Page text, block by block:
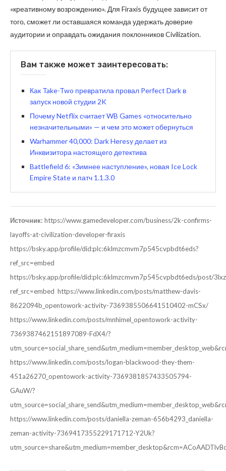
«креативному возрождению». Для Firaxis будущее зависит от
того, сможет ли оставшаяся команда удержать доверие
аудитории и оправдать ожидания поклонников Civilization.
Вам также может заинтересовать:
Как Take-Two превратила провал Perfect Dark в
запуск новой студии 2K
Почему Netflix считает WB Games «относительно
незначительными» — и чем это может обернуться
Warhammer 40,000: Dark Heresy делает из
Инквизитора настоящего детектива
Battlefield 6: «Зимнее наступление», новая Ice Lock
Empire State и патч 1.1.3.0
Источник: https://www.gamedeveloper.com/business/2k-confirms-
layoffs-at-civilization-developer-firaxis
https://bsky.app/profile/did:plc:6klmzcmvm7p545cvpbdt6eds?
ref_src=embed
https://bsky.app/profile/did:plc:6klmzcmvm7p545cvpbdt6eds/post/
ref_src=embed https://www.linkedin.com/posts/matthew-davis-
8622094b_opentowork-activity-7369385506641510402-mCSx/
https://www.linkedin.com/posts/mnhimel_opentowork-activity-
7369387462151897089-FdX4/?
https://www.linkedin.com/posts/logan-blackwood-they-them-
451a26270_opentowork-activity-7369381857433505794-
GAuW/?
https://www.linkedin.com/posts/daniella-zeman-656b4293_daniella-
zeman-activity-7369417355229171712-Y2Uk?